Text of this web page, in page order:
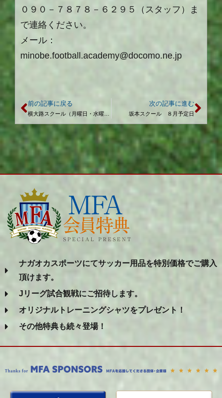
０９０－７８７８－６２９５（スタッフ）ま
で連絡ください。
メール：
minobe.football.academy@docomo.ne.jp
前の記事に戻る 次の記事に進む
坂本スクール ８月予定日
ナガオカスポーツにてサッカー用品を特別価格でご購入
頂けます。
Jリーグ試合観戦にご招待します。
オリジナルトレーニングシャツをプレゼント！
その他特典も続々登場！